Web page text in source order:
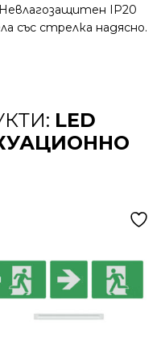
IP20
със стрелка надясно.
LED